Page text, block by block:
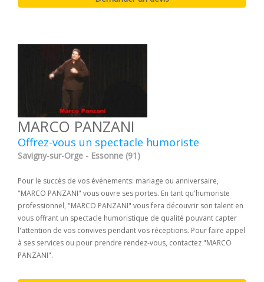
MARCO PANZANI
Offrez-vous un spectacle humoriste
Savigny-sur-Orge - Essonne (91)
Pour le succès de vos événements: mariage ou anniversaire,
"MARCO PANZANI" vous ouvre ses portes. En tant qu'humoriste
professionnel, "MARCO PANZANI" vous fera découvrir son talent en
vous offrant un spectacle humoristique de qualité pouvant capter
l'attention de vos convives pendant vos réceptions. Pour faire appel
à ses services ou pour prendre rendez-vous, contactez "MARCO
PANZANI".